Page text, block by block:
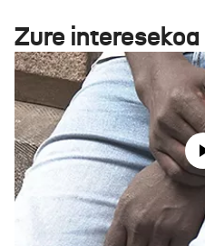
Zure